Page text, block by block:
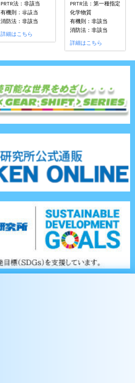
PRTR法：非該当
有機則：非該当
消防法：非該当
詳細はこちら
PRTR法：第一種指定
化学物質
有機則：非該当
消防法：非該当
詳細はこちら
TOPへ戻る